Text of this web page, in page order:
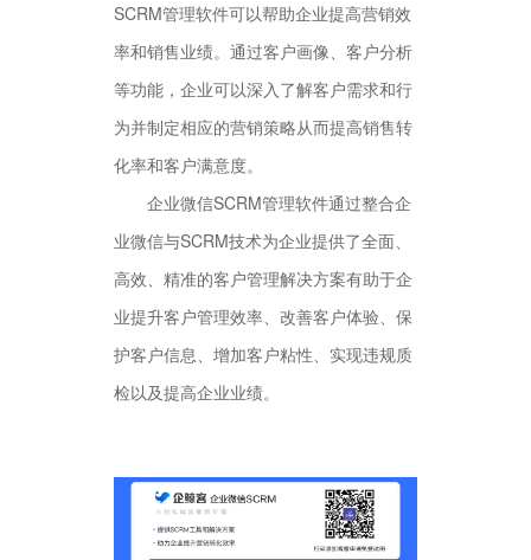
SCRM管理软件可以帮助企业提高营销效
率和销售业绩。通过客户画像、客户分析
等功能，企业可以深入了解客户需求和行
为并制定相应的营销策略从而提高销售转
化率和客户满意度。
企业微信SCRM管理软件通过整合企
业微信与SCRM技术为企业提供了全面、
高效、精准的客户管理解决方案有助于企
业提升客户管理效率、改善客户体验、保
护客户信息、增加客户粘性、实现违规质
检以及提高企业业绩。